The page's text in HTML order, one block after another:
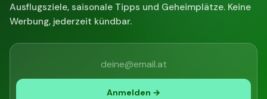
Ausflugsziele, saisonale Tipps und Geheimplätze. Keine
Werbung, jederzeit kündbar.
Anmelden →